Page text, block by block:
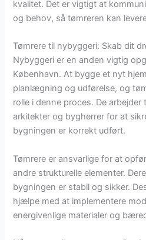
kvalitet. Det er vigtigt at
og behov, så tømreren kan
Tømrere til nybyggeri: Skab dit
Nybyggeri er en anden vigtig
København. At bygge et nyt
planlægning og udførelse, og
rolle i denne proces. De
arkitekter og bygherrer for at
bygningen er korrekt udført.
Tømrere er ansvarlige for at
andre strukturelle elementer.
bygningen er stabil og sikker.
hjælpe med at implementere
energivenlige materialer og